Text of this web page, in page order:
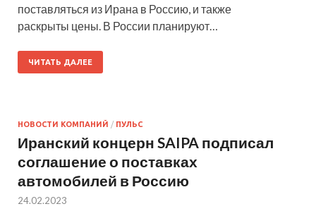
поставляться из Ирана в Россию, и также
раскрыты цены. В России планируют…
ЧИТАТЬ ДАЛЕЕ
НОВОСТИ КОМПАНИЙ / ПУЛЬС
Иранский концерн SAIPA подписал
соглашение о поставках
автомобилей в Россию
24.02.2023